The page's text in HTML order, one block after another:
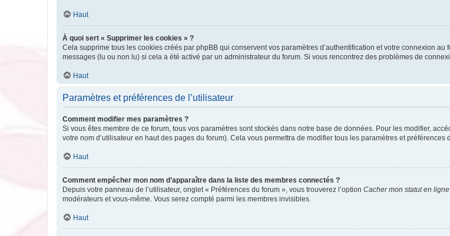
Haut
À quoi sert « Supprimer les cookies » ?
Cela supprime tous les cookies créés par phpBB qui conservent vos paramètres d’authentification et votre connexion
messages (lu ou non lu) si cela a été activé par un administrateur du forum. Si vous rencontrez des problèmes de
Haut
Paramètres et préférences de l’utilisateur
Comment modifier mes paramètres ?
Si vous êtes membre de ce forum, tous vos paramètres sont stockés dans notre base de données. Pour les modifier,
votre nom d’utilisateur en haut des pages du forum). Cela vous permettra de modifier tous les paramètres et préférences
Haut
Comment empêcher mon nom d’apparaître dans la liste des membres connectés ?
Depuis votre panneau de l’utilisateur, onglet « Préférences du forum », vous trouverez l’option Cacher mon statut en ligne
modérateurs et vous-même. Vous serez compté parmi les membres invisibles.
Haut